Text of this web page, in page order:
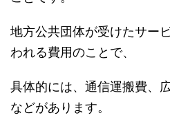
地方公共団体が受けたサー
われる費用のことで、
具体的には、通信運搬費、
などがあります。